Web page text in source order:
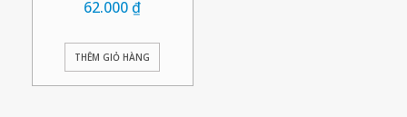
62.000₫
THÊM GIỎ HÀNG